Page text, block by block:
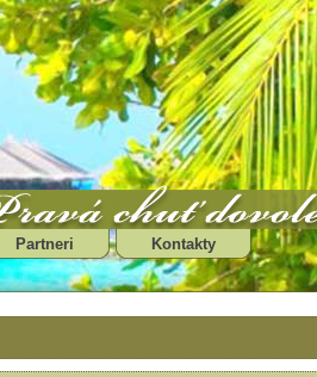
Partneri Kontakty